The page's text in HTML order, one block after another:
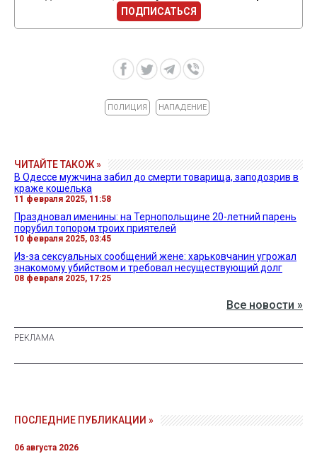
ПОДПИСАТЬСЯ
ПОЛИЦИЯ НАПАДЕНИЕ
ЧИТАЙТЕ ТАКОЖ »
В Одессе мужчина забил до смерти товарища, заподозрив в
краже кошелька
11 февраля 2025, 11:58
Праздновал именины: на Тернопольщине 20-летний парень
порубил топором троих приятелей
10 февраля 2025, 03:45
Из-за сексуальных сообщений жене: харьковчанин угрожал
знакомому убийством и требовал несуществующий долг
08 февраля 2025, 17:25
Все новости »
ПОСЛЕДНИЕ ПУБЛИКАЦИИ »
06 августа 2026